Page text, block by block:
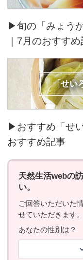
▶旬の「みょう
｜7月のおすす
▶おすすめ「せ
おすすめ記事